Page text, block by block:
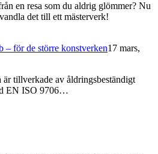
en resa som du aldrig glömmer? Nu
det till ett mästerverk!
för de större konstverken17 mars,
är tillverkade av åldringsbeständigt
EN ISO 9706…